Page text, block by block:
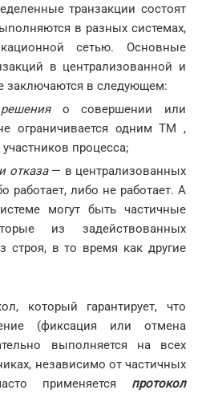
транзакции состоят
в разных системах,
сетью. Основные
в централизованной и
заключаются в следующем:
о совершении или
ограничивается одним ТМ ,
процесса;
отказа— в централизованных
работает, либо не работает. А
могут быть частичные
из задействованных
строя, в то время как другие
который гарантирует, что
(фиксация или отмена
выполняется на всех
независимо от частичных
применяется протокол